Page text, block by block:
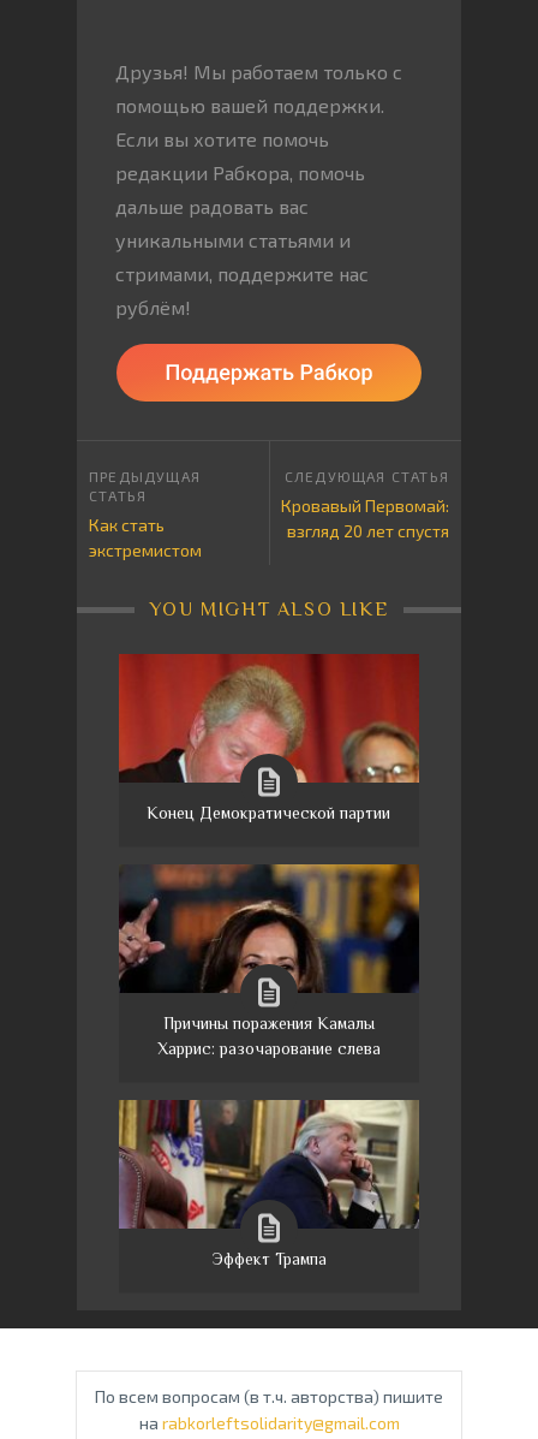
Друзья! Мы работаем только с
помощью вашей поддержки.
Если вы хотите помочь
редакции Рабкора, помочь
дальше радовать вас
уникальными статьями и
стримами, поддержите нас
рублём!
Как стать
экстремистом
Кровавый Первомай:
взгляд 20 лет спустя
YOU MIGHT ALSO LIKE
Конец Демократической партии
Причины поражения Камалы
Харрис: разочарование слева
Эффект Трампа
По всем вопросам (в т.ч. авторства) пишите
на rabkorleftsolidarity@gmail.com